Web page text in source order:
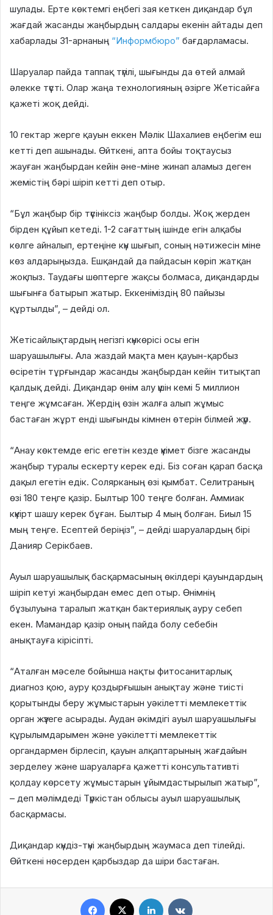
шулады. Ерте көктемгі еңбегі зая кеткен диқандар бұл
жағдай жасанды жаңбырдың салдары екенін айтады деп
хабарлады 31-арнаның “Информбюро” бағдарламасы.
Шаруалар пайда таппақ түгілі, шығынды да өтей алмай
әлекке түсті. Олар жаңа технологияның әзірге Жетісайға
қажеті жоқ дейді.
10 гектар жерге қауын еккен Мәлік Шахалиев еңбегім еш
кетті деп ашынады. Өйткені, апта бойы тоқтаусыз
жауған жаңбырдан кейін әне-міне жинап аламыз деген
жемістің бәрі шіріп кетті деп отыр.
“Бұл жаңбыр бір түсініксіз жаңбыр болды. Жоқ жерден
бірден құйып кетеді. 1-2 сағаттың ішінде егін алқабы
көлге айналып, ертеңіне күн шығып, соның нәтижесін міне
көз алдарыңызда. Ешқандай да пайдасын көріп жатқан
жоқпыз. Таудағы шөптерге жақсы болмаса, диқандарды
шығынға батырып жатыр. Еккеніміздің 80 пайызы
құртылды”, – дейді ол.
Жетісайлықтардың негізгі күнкөрісі осы егін
шаруашылығы. Ала жаздай мақта мен қауын-қарбыз
өсіретін тұрғындар жасанды жаңбырдан кейін титықтап
қалдық дейді. Диқандар өнім алу үшін кемі 5 миллион
теңге жұмсаған. Жердің өзін жалға алып жұмыс
бастаған жұрт енді шығынды кімнен өтерін білмей жүр.
“Анау көктемде егіс егетін кезде үкімет бізге жасанды
жаңбыр туралы ескерту керек еді. Біз соған қарап басқа
дақыл егетін едік. Солярканың өзі қымбат. Селитраның
өзі 180 теңге қазір. Былтыр 100 теңге болған. Аммиак
күкірт шашу керек бұған. Былтыр 4 мың болған. Биыл 15
мың теңге. Есептей беріңіз”, – дейді шаруалардың бірі
Данияр Серікбаев.
Ауыл шаруашылық басқармасының өкілдері қауындардың
шіріп кетуі жаңбырдан емес деп отыр. Өнімнің
бұзылуына таралып жатқан бактериялық ауру себеп
екен. Мамандар қазір оның пайда болу себебін
анықтауға кірісіпті.
“Аталған мәселе бойынша нақты фитосанитарлық
диагноз қою, ауру қоздырғышын анықтау және тиісті
қорытынды беру жұмыстарын уәкілетті мемлекеттік
орган жүзеге асырады. Аудан әкімдігі ауыл шаруашылығы
құрылымдарымен және уәкілетті мемлекеттік
органдармен бірлесіп, қауын алқаптарының жағдайын
зерделеу және шаруаларға қажетті консультативті
қолдау көрсету жұмыстарын ұйымдастырылып жатыр”,
– деп мәлімдеді Түркістан облысы ауыл шаруашылық
басқармасы.
Диқандар күндіз-түні жаңбырдың жаумаса деп тілейді.
Өйткені нөсерден қарбыздар да шіри бастаған.